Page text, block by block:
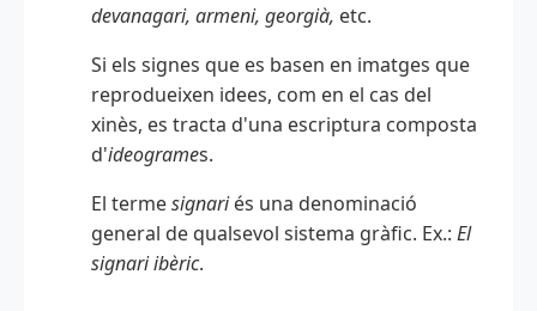
devanagari, armeni, georgià, etc.
Si els signes que es basen en imatges que
reprodueixen idees, com en el cas del
xinès, es tracta d'una escriptura composta
d'ideogrames.
El termesignariés una denominació
general de qualsevol sistema gràfic. Ex.: El
signari ibèric.